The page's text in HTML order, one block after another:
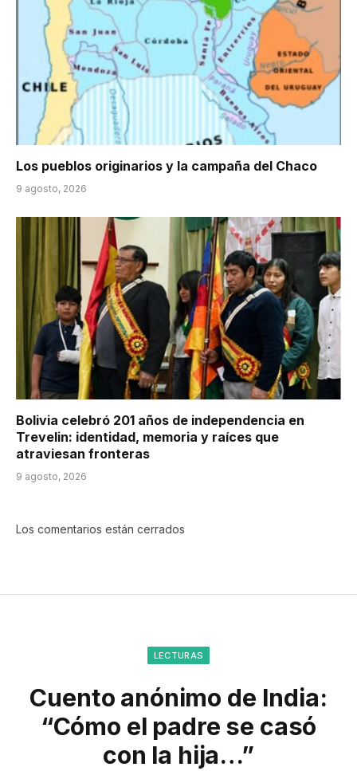
Los pueblos originarios y la campaña del Chaco
9 agosto, 2026
Bolivia celebró 201 años de independencia en
Trevelin: identidad, memoria y raíces que
atraviesan fronteras
9 agosto, 2026
Los comentarios están cerrados
LECTURAS
Cuento anónimo de India:
“Cómo el padre se casó
con la hija…”